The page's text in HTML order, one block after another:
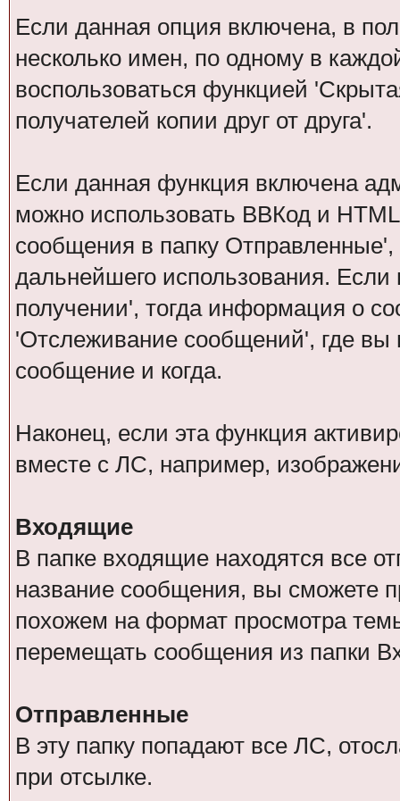
Если данная опция включена, в
несколько имен, по одному в
воспользоваться функцией
получателей копии друг от друга'.
Если данная функция включена
можно использовать ВВКод и
сообщения в папку
дальнейшего использования.
получении', тогда информация о
'Отслеживание сообщений', где
сообщение и когда.
Наконец, если эта функция
вместе с ЛС, например,
Входящие
В папке входящие находятся все
название сообщения, вы сможете
похожем на формат просмотра
перемещать сообщения из папки
Отправленные
В эту папку попадают все ЛС,
при отсылке.